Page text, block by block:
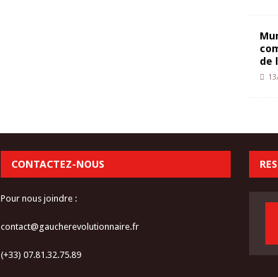
de
CONTACTEZ-NOUS
Pour nous joindre :
contact@gaucherevolutionnaire.fr
(+33) 07.81.32.75.89